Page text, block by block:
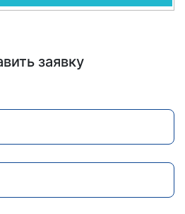
заявку